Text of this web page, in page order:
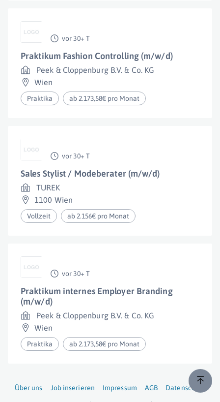
vor 30+ T
Praktikum Fashion Controlling (m/w/d)
Peek & Cloppenburg B.V. & Co. KG
Wien
Praktika ab 2.173,58€ pro Monat
vor 30+ T
Sales Stylist / Modeberater (m/w/d)
TUREK
1100 Wien
Vollzeit ab 2.156€ pro Monat
vor 30+ T
Praktikum internes Employer Branding
(m/w/d)
Peek & Cloppenburg B.V. & Co. KG
Wien
Praktika ab 2.173,58€ pro Monat
Über uns Job inserieren Impressum AGB Datenschutz